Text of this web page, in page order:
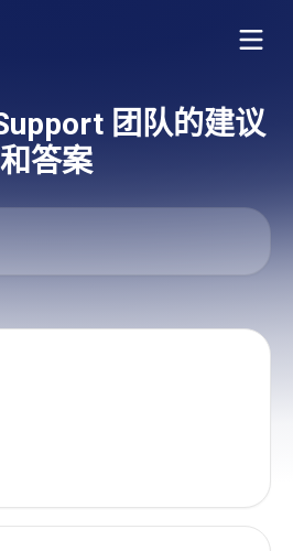
团队的建议
和答案